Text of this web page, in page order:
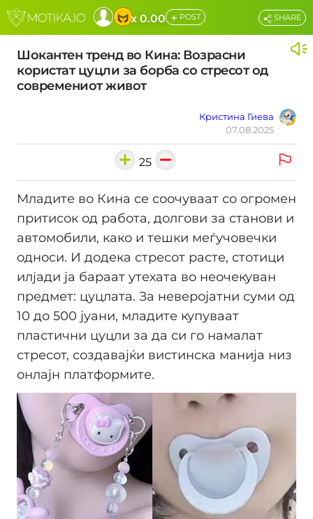
x 0.00 + POST
Шокантен тренд во Кина: Возрасни
користат цуцли за борба со стресот од
современиот живот
Кристина Гиева
07.08.2025
SHARE
25
Младите во Кина се соочуваат со огромен
притисок од работа, долгови за станови и
автомобили, како и тешки меѓучовечки
односи. И додека стресот расте, стотици
илјади ја бараат утехата во неочекуван
предмет: цуцлата. За неверојатни суми од
10 до 500 јуани, младите купуваат
пластични цуцли за да си го намалат
стресот, создавајќи вистинска манија низ
онлајн платформите.